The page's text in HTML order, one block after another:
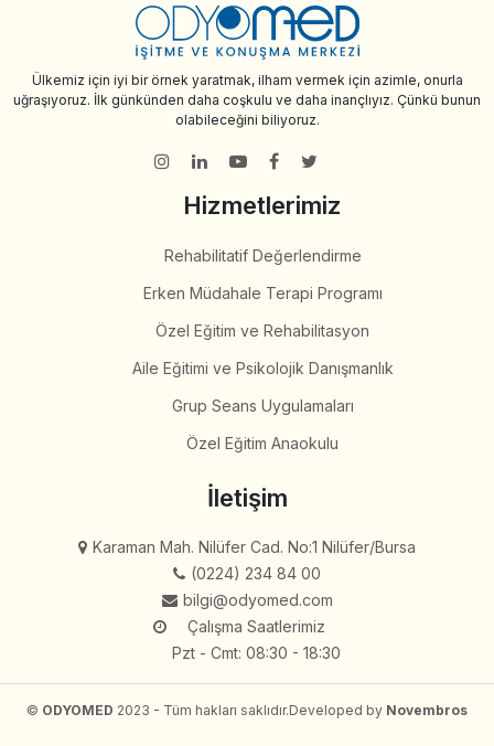
Ülkemiz için iyi bir örnek yaratmak, ilham vermek için azimle, onurla
uğraşıyoruz. İlk günkünden daha coşkulu ve daha inançlıyız. Çünkü bunun
olabileceğini biliyoruz.
Hizmetlerimiz
Rehabilitatif Değerlendirme
Erken Müdahale Terapi Programı
Özel Eğitim ve Rehabilitasyon
Aile Eğitimi ve Psikolojik Danışmanlık
Grup Seans Uygulamaları
Özel Eğitim Anaokulu
İletişim
Karaman Mah. Nilüfer Cad. No:1 Nilüfer/Bursa
(0224) 234 84 00
bilgi@odyomed.com
Çalışma Saatlerimiz
Pzt - Cmt: 08:30 - 18:30
© ODYOMED 2023 - Tüm hakları saklıdır.Developed by Novembros